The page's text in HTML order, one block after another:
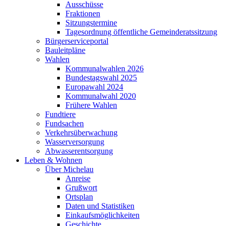
Ausschüsse
Fraktionen
Sitzungstermine
Tagesordnung öffentliche Gemeinderatssitzung
Bürgerserviceportal
Bauleitpläne
Wahlen
Kommunalwahlen 2026
Bundestagswahl 2025
Europawahl 2024
Kommunalwahl 2020
Frühere Wahlen
Fundtiere
Fundsachen
Verkehrsüberwachung
Wasserversorgung
Abwasserentsorgung
Leben & Wohnen
Über Michelau
Anreise
Grußwort
Ortsplan
Daten und Statistiken
Einkaufsmöglichkeiten
Geschichte